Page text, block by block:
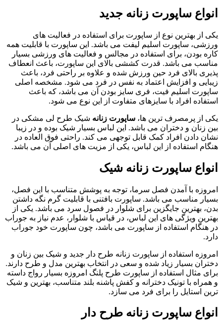
انواع ساپورت زنانه جدید
یکی از بهترین نوع از ساپورت برای استفاده در فعالیت های
ورزشی، ساپورت اسلیم لیفت می باشد. این ساپورت با قابلیت همه
کاره بودن، برای استفاده در مجالس و فعالیت های ورزشی بسیار
مناسب می باشد. قدرت کششی بالای این ساپورت، باعث انعطاف
پذیری بالای فرد حین ورزش شده و علاوه بر راحتی فرد، باعث
زیبایی و افزایش اعتماد به نفس در فرد می شود. مشخصه اصلی
ساپورت اسلیم فیت، فری سایز بودن آن می باشد، که باعث
استفاده افراد با سایزهای متفاوت از این نوع می شود.
یکی از پرمصرف ترین ها، ساپورت زنانه شیک طرح لی مشکی در
بین زنان و دختران می باشد. این لباس بسیار شیک بوده و در زیبا
نشان دادن افراد کمک قابل توجهی می کند. راحتی فوق العاده در
هنگام استفاده از این لباس، یکی از مزیت های اصلی آن می باشد.
انواع ساپورت زنانه شیک
امروزه با آمدن فصل سرما، توجه به پوشش متناسب با این فصل،
بسیار مناسب می باشد. ساپورت بافتنی با قابلیت گرم نگه داشتن
بدن، بهترین جایگزین برای شلوار در فصول سرد می باشد. یکی از
بهترین ویژگی های این لباس، در قیاس با شلوار، عدم نیاز به جوراب
در هنگام استفاده از ساپورت می باشد، چون ساپورت خود جوراب
دارد.
امروزه استفاده از ساپورت زنانه طرح دار جدید و شیک بین زنان و
دختران بسیار زیاد شده و سعی در انتخاب بهترین مدل و طرح دارند.
برای مثال استفاده از ساپورت طرح پلنگ امروزه بسیار رواج داسته
و همراه با تونیک دخترانه و کفش پاشنه بلند متناسب، بهترین و شیک
ترین استایل را برای فرد می سازد.
انواع ساپورت زنانه طرح دار